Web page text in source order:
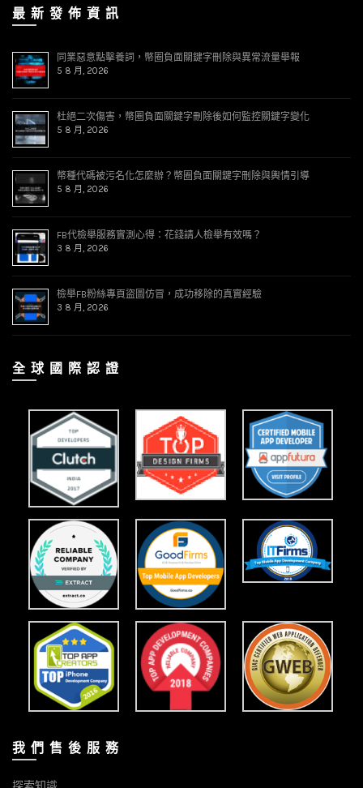
最 新 發 佈 資 訊
同業惡意點擊養詞，幣圈負面關鍵字刪除與異常流量舉報
5 8 月, 2026
杜絕二次傷害，幣圈負面關鍵字刪除後如何監控關鍵字變化
5 8 月, 2026
幣種代碼被污名化怎麼辦？幣圈負面關鍵字刪除與輿情引導
5 8 月, 2026
FB代檢舉服務實測心得：花錢請人檢舉有效嗎？
3 8 月, 2026
檢舉FB粉絲專頁盜圖仿冒，成功移除的真實經驗
3 8 月, 2026
全 球 國 際 認 證
我 們 售 後 服 務